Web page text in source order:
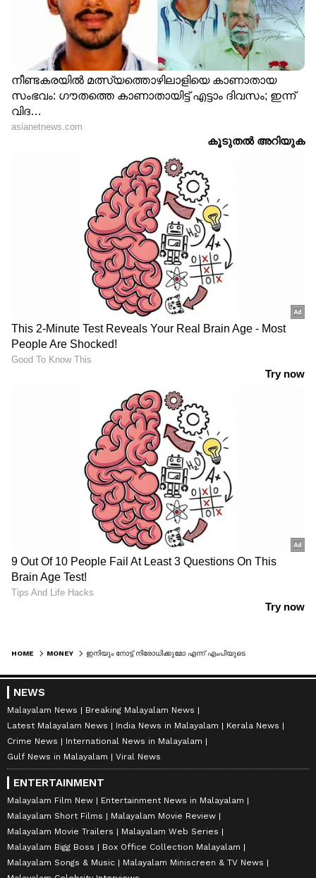
HOME MONEY
NEWS
Malayalam News
Breaking Malayalam News
Latest Malayalam News
India News in Malayalam
Kerala News
Crime News
International News in Malayalam
Gulf News in Malayalam
Viral News
ENTERTAINMENT
Malayalam Film New
Entertainment News in Malayalam
Malayalam Short Films
Malayalam Movie Review
Malayalam Movie Trailers
Malayalam Web Series
Malayalam Bigg Boss
Box Office Collection Malayalam
Malayalam Songs & Music
Malayalam Miniscreen & TV News